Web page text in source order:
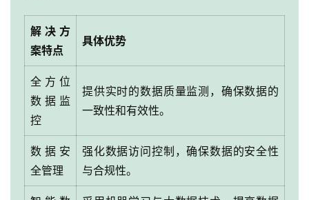
解决方
案特点
具体优势
全方位
数据监
控
提供实时的数据质量监测，确保数据的
一致性和有效性。
数据安
全管理
强化数据访问控制，确保数据的安全性
与合规性。